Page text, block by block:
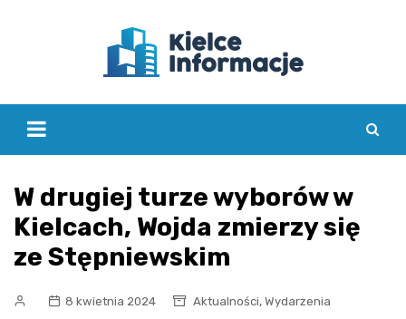
W drugiej turze wyborów w
Kielcach, Wojda zmierzy się
ze Stępniewskim
8 kwietnia 2024 Aktualności, Wydarzenia